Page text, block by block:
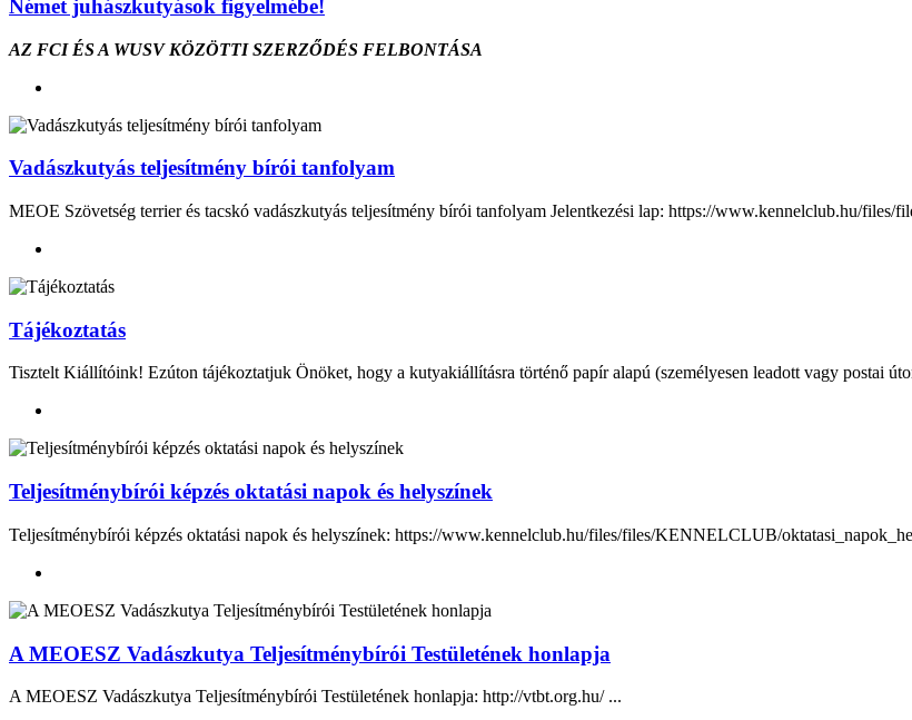
Német juhászkutyások figyelmébe!
AZ FCI ÉS A WUSV KÖZÖTTI SZERZŐDÉS FELBONTÁSA
Vadászkutyás teljesítmény bírói tanfolyam
MEOE Szövetség terrier és tacskó vadászkutyás teljesítmény bírói tanfolyam Jelentkezési lap: https://www.kennelclub.hu/
Tájékoztatás
Tisztelt Kiállítóink! Ezúton tájékoztatjuk Önöket, hogy a kutyakiállításra történő papír alapú (személyesen leadott vagy postai
Teljesítménybírói képzés oktatási napok és helyszínek
Teljesítménybírói képzés oktatási napok és helyszínek: https://www.kennelclub.hu/files/files/KENNELCLUB/
A MEOESZ Vadászkutya Teljesítménybírói Testületének honlapja
A MEOESZ Vadászkutya Teljesítménybírói Testületének honlapja: http://vtbt.org.hu/ ...